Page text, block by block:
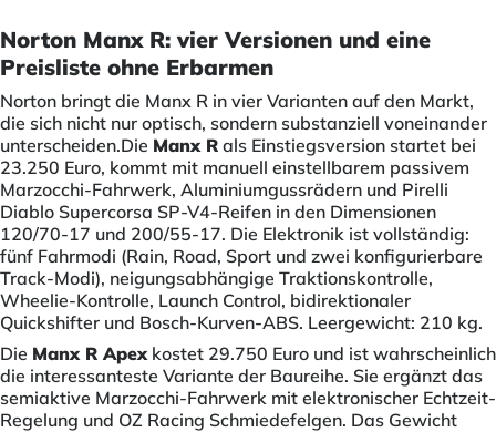
Norton Manx R: vier Versionen und eine
Preisliste ohne Erbarmen
Norton bringt die Manx R in vier Varianten auf den Markt,
die sich nicht nur optisch, sondern substanziell voneinander
unterscheiden.Die Manx R als Einstiegsversion startet bei
23.250 Euro, kommt mit manuell einstellbarem passivem
Marzocchi-Fahrwerk, Aluminiumgussrädern und Pirelli
Diablo Supercorsa SP-V4-Reifen in den Dimensionen
120/70-17 und 200/55-17. Die Elektronik ist vollständig:
fünf Fahrmodi (Rain, Road, Sport und zwei konfigurierbare
Track-Modi), neigungsabhängige Traktionskontrolle,
Wheelie-Kontrolle, Launch Control, bidirektionaler
Quickshifter und Bosch-Kurven-ABS. Leergewicht: 210 kg.
Die Manx R Apexkostet 29.750 Euro und ist wahrscheinlich
die interessanteste Variante der Baureihe. Sie ergänzt das
semiaktive Marzocchi-Fahrwerk mit elektronischer Echtzeit-
Regelung und OZ Racing Schmiedefelgen. Das Gewicht